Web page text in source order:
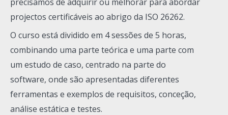
projectos certificáveis ao abrigo da ISO 26262.
O curso está dividido em 4 sessões de 5 horas,
combinando uma parte teórica e uma parte com
um estudo de caso, centrado na parte do
software, onde são apresentadas diferentes
ferramentas e exemplos de requisitos, conceção,
análise estática e testes.